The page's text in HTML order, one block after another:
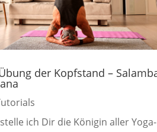
der Kopfstand –
ich Dir die Königin aller Yoga-